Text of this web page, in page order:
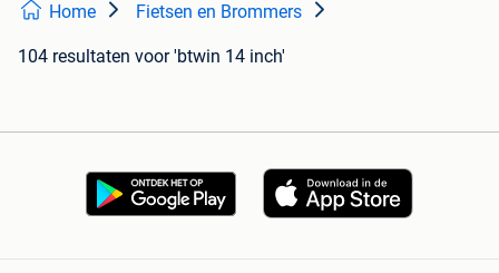
Home Fietsen en Brommers
104 resultaten voor 'btwin 14 inch'